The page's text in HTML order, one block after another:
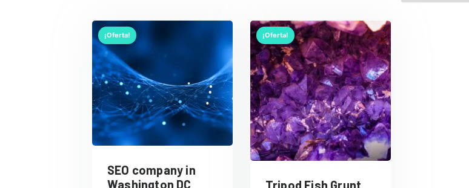
¡Oferta!
SEO company in
Washington DC
¡Oferta!
Tripod Fish Grunt